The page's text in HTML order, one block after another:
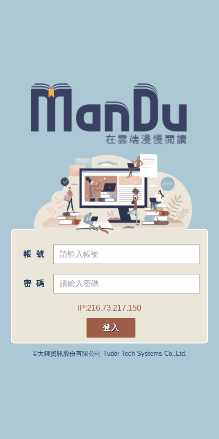
帳號
密碼
IP:216.73.217.150
©大鐸資訊股份有限公司 Tudor Tech Systems Co.,Ltd.